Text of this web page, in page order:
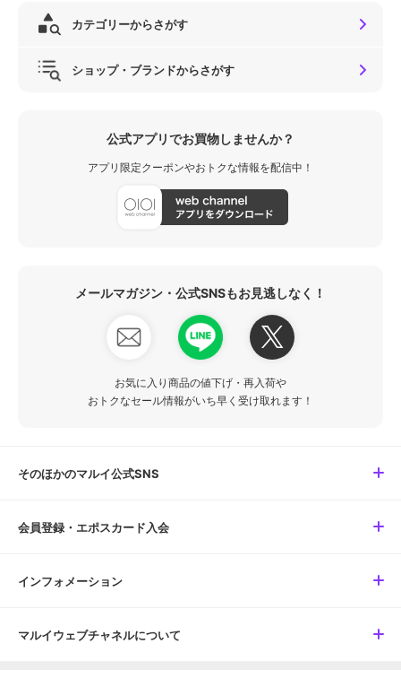
カテゴリーからさがす
ショップ・ブランドからさがす
公式アプリでお買物しませんか？
アプリ限定クーポンやおトクな情報を配信中！
メールマガジン・公式SNSもお見逃しなく！
お気に入り商品の値下げ・再入荷や
おトクなセール情報がいち早く受け取れます！
そのほかのマルイ公式SNS
会員登録・エポスカード入会
インフォメーション
マルイウェブチャネルについて